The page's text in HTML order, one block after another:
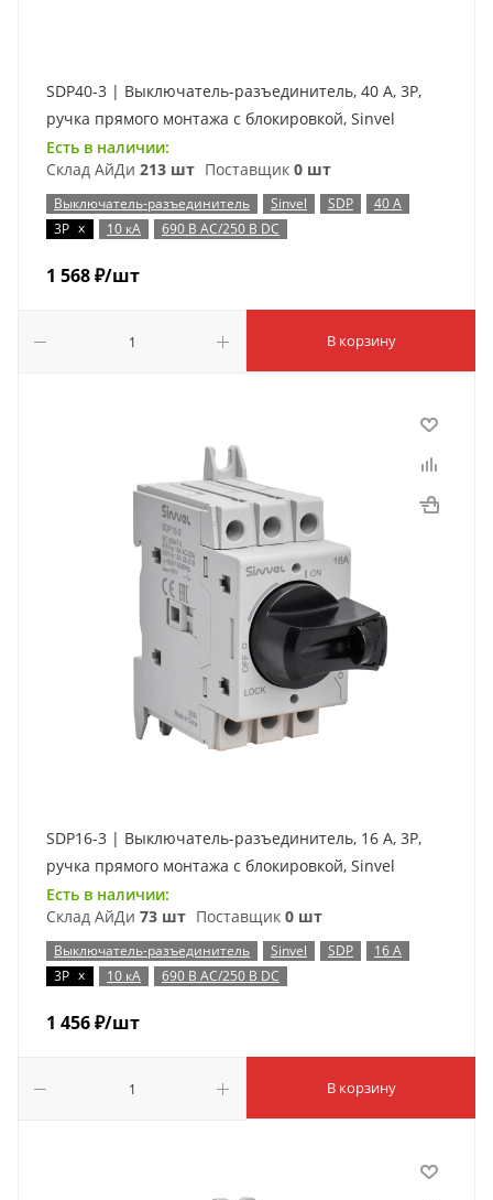
SDP40-3 | Выключатель-разъединитель, 40 А, 3Р,
ручка прямого монтажа с блокировкой, Sinvel
Есть в наличии:
Склад АйДи 213 шт Поставщик 0 шт
Выключатель-разъединитель Sinvel SDP
40 А
3P x 10 кА 690 В AC/250 В DC
1 568₽/шт
В корзину
SDP16-3 | Выключатель-разъединитель, 16 А, 3Р,
ручка прямого монтажа с блокировкой, Sinvel
Есть в наличии:
Склад АйДи 73 шт Поставщик 0 шт
Выключатель-разъединитель Sinvel SDP
16 А
3P x 10 кА 690 В AC/250 В DC
1 456₽/шт
В корзину